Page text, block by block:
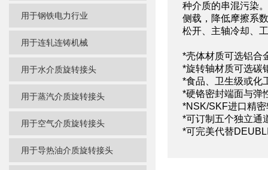
种介质的串混污染
侧载，降低摩擦系
松开、主轴冷却、
*壳体材质可选铝合
*旋转轴材质可选碳
*食品、卫生级或化
*硬铬密封端面与弹
*NSK/SKF进口精
*可订制五个独立通
*可完美代替
用于钢铁电力行业
用于连轧连铸机械
用于水介质旋转接头
用于蒸汽介质旋转接头
用于空气介质旋转接头
用于导热油介质旋转接头